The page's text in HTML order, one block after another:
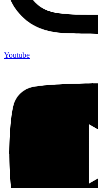
Youtube